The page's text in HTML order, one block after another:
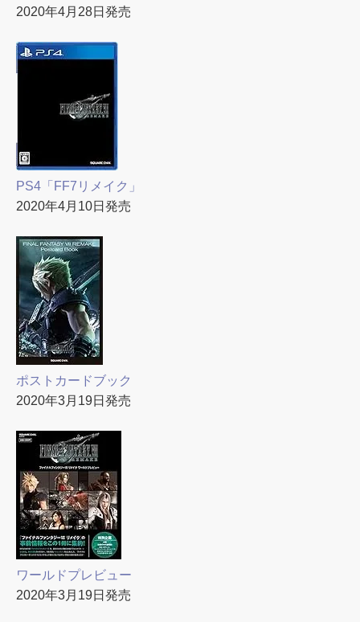
2020年4月28日発売
PS4「FF7リメイク」
2020年4月10日発売
ポストカードブック
2020年3月19日発売
ワールドプレビュー
2020年3月19日発売